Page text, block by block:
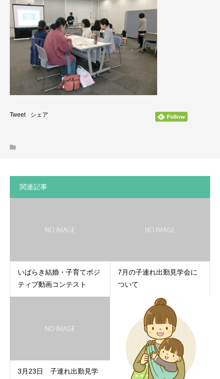
Tweet シェア
関連記事
いばらき結婚・子育てポジ
ティブ動画コンテスト
7月の子連れ出勤見学会に
ついて
3月23日 子連れ出勤見学